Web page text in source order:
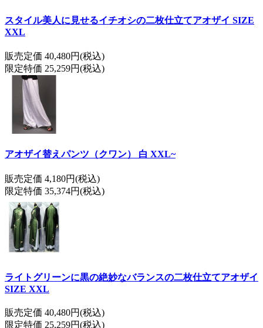
スタイル美人に見せるイチオシの二枚仕立てアオザイ SIZE
XXL
販売定価 40,480円(税込)
限定特価 25,259円(税込)
アオザイ替えパンツ（クワン） 白 XXL~
販売定価 4,180円(税込)
限定特価 35,374円(税込)
ライトグリーンに黒の絶妙なバランスの二枚仕立てアオザイ
SIZE XXL
販売定価 40,480円(税込)
限定特価 25,259円(税込)